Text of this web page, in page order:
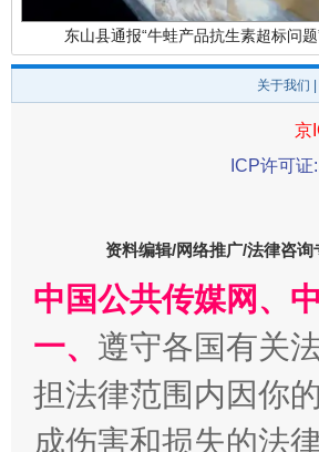
关于我们
京
ICP许可
资料编辑/网络推广/法律咨询
中国公共传媒网、
一、 遵守各国有关
担法律范围内因你
成伤害和损失的法